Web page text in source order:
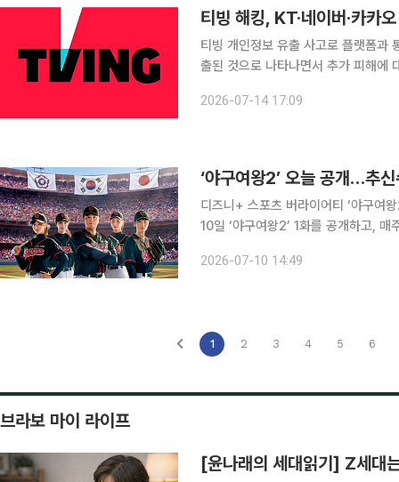
티빙 해킹, KT·네이버·카카
티빙 개인정보 유출 사고로 플랫폼과
출된 것으로 나타나면서 추가 피해에 대한 경고등이 켜졌다.
자료에 따르면 티빙과 제휴한 플랫폼
2026-07-14 17:09
‘야구여왕2’ 오늘 공개…추
디즈니+ 스포츠 버라이어티 ‘야구여왕2’
10일 ‘야구여왕2’ 1화를 공개하고, 매주 금
다. 시즌1에서 여자 야구 신드롬을 일
2026-07-10 14:49
1 2 3 4 5 6
브라보 마이 라이프
[윤나래의 세대읽기] Z세대